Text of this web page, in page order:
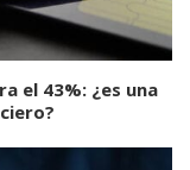
el 43%: ¿es una